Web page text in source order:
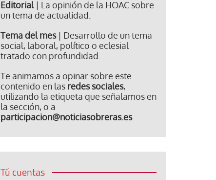
Editorial| La opinión de la HOAC sobre
un tema de actualidad.
Tema del mes| Desarrollo de un tema
social, laboral, político o eclesial
tratado con profundidad.
Te animamos a opinar sobre este
contenido en las redes sociales,
utilizando la etiqueta que señalamos en
la sección, o a
participacion@noticiasobreras.es
Tú cuentas